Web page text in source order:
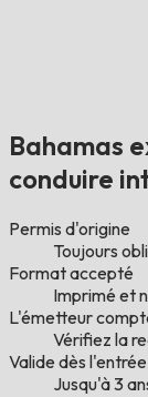
Bahamas
conduire
Permis d'origine
Toujours
Format accepté
Imprimé et
L'émetteur
Vérifiez la
Valide dès l'entrée
Jusqu'à 3